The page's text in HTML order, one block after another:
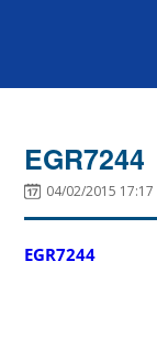
EGR7244
04/02/2015 17:17
EGR7244